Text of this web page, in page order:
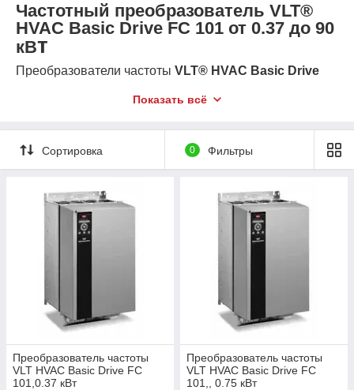
Частотный преобразователь VLT®
HVAC Basic Drive FC 101 от 0.37 до 90
кВт
Преобразователи частоты VLT® HVAC Basic Drive
электродвигателями в системах вентиляции,
обеспечивают высокую надежность и
энергоэффективность.
Заказывайте сейчас!
Гарантия 2 года и бесплатная доставка по всему Казахстану!
Заказать через
WhatsApp
Показать всё
Сортировка 0 Фильтры
Преобразователь частоты
VLT HVAC Basic Drive FC
101,0.37 кВт
Преобразователь частоты
VLT HVAC Basic Drive FC
101,, 0.75 кВт